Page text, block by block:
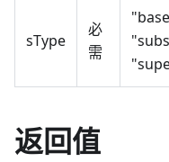
sType
必
需
返回值